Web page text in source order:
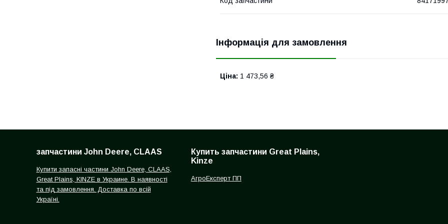
Інформація для замовлення
Ціна: 1 473,56 ₴
запчастини John Deere, CLAAS
Купити запасні частини John Deere, CLAAS,
Great Plains, KINZE в Украине. В наявності
та під замовлення. Доставка по всій
Україні.
Купить запчастини Great Plains,
Kinze
АгроЕксперт ПП